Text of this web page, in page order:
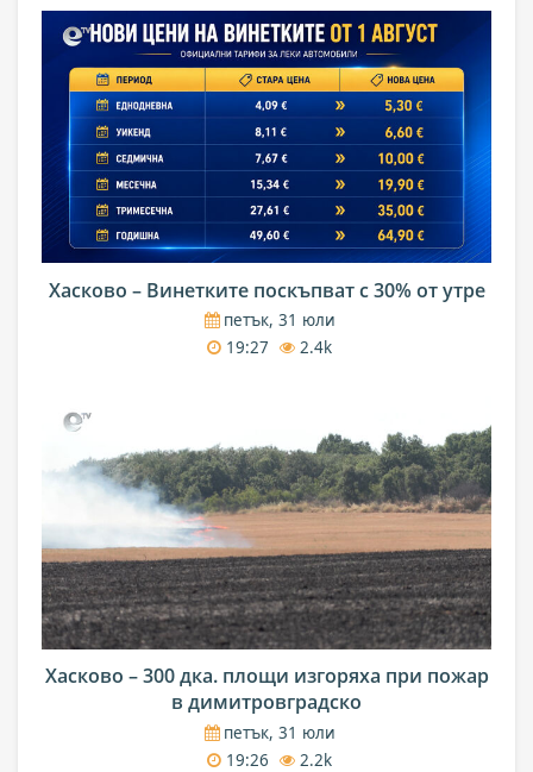
Хасково – Винетките поскъпват с 30% от утре
петък, 31 юли
19:27
2.4k
Хасково – 300 дка. площи изгоряха при пожар
в димитровградско
петък, 31 юли
19:26
2.2k